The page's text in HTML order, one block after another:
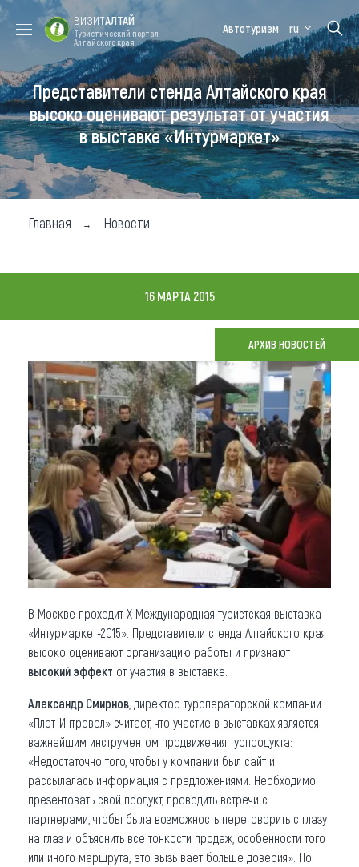
Форум VISIT
ALTAI
Цветение
маральника
Медицинский
форум
Алтайская
зимовка
Туры
Где побывать
Чем заняться
Карта
Что привезти (сувениры)
О регионе
Коллекция впечатлений
Другие рубрики
ВИЗИТАЛТАЙ
Туристический портал
Алтайского края
Автотуризм ru
Представители стенда Алтайского края
высоко оценивают результат от участия
в выставке «Интурмаркет»
Главная Новости
16 МАРТА 2015
АРХИВ НОВОСТЕЙ
В Москве проходит X Международная туристская выставка
«Интурмаркет-2015». Представители стенда Алтайского края
высоко оценивают организацию работы и признают
высокий эффект от участия в выставке.
Александр Смирнов , директор туроператорской компании
«Плот-Интрэвел» считает, что участие в выставках является
важнейшим инструментом продвижения турпродукта:
«Недостаточно того, чтобы у компании был сайт и
рассылалась информация с предложениями. Необходимо
презентовать свой продукт, проводить встречи с
партнерами, чтобы была возможность переговорить с глазу
на глаз и объяснить все тонкости продаж, особенности того
или иного маршрута, это вызывает больше доверия». По